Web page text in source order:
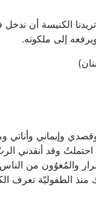
الكنيسة أن
إلى ملكوته.
وإيماني وأناتي
احتملتُ وقد أنقذني
والمُغوُون من
منذ الطفوليّة تعرف